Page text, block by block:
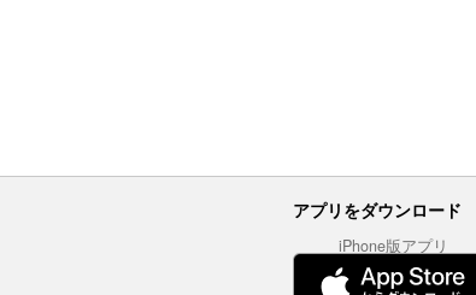
アプリをダウンロード
iPhone版アプリ